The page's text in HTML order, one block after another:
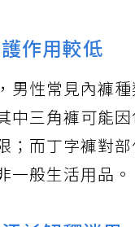
作用較低
男性常見內褲
中三角褲可能
；而丁字褲對
般生活用品。